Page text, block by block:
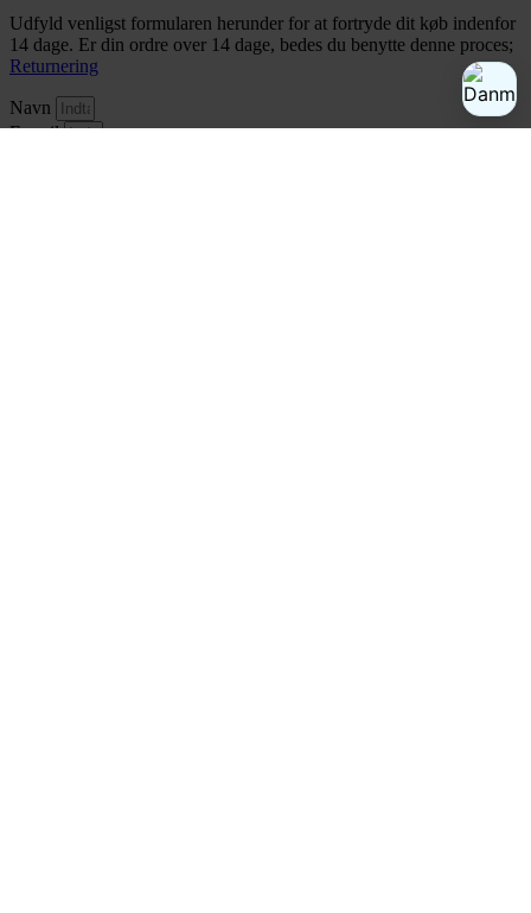
Udfyld venligst formularen herunder for at fortryde dit køb indenfor
14 dage. Er din ordre over 14 dage, bedes du benytte denne proces;
Returnering
Navn
E-mail